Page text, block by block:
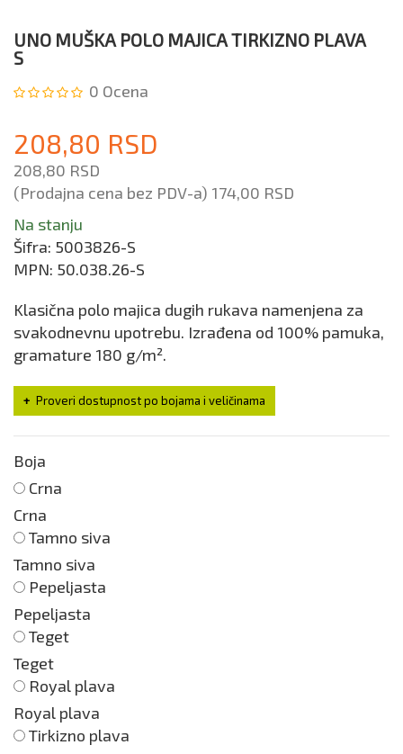
UNO MUŠKA POLO MAJICA TIRKIZNO PLAVA
S
0 Ocena
208,80 RSD
208,80 RSD
(Prodajna cena bez PDV-a) 174,00 RSD
Na stanju
Šifra: 5003826-S
MPN: 50.038.26-S
Klasična polo majica dugih rukava namenjena za
svakodnevnu upotrebu. Izrađena od 100% pamuka,
gramature 180 g/m².
Proveri dostupnost po bojama i veličinama
Boja
Crna
Crna
Tamno siva
Tamno siva
Pepeljasta
Pepeljasta
Teget
Teget
Royal plava
Royal plava
Tirkizno plava